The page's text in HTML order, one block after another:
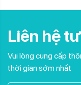
Liên hệ
Vui lòng cung cấp
thời gian sớm nhất